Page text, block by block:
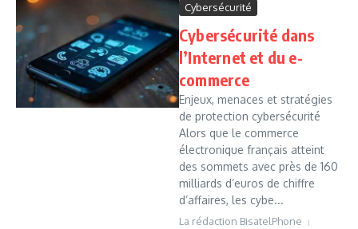
Cybersécurité
Cybersécurité dans
l’Internet et du e-
commerce
Enjeux, menaces et stratégies
de protection cybersécurité
Alors que le commerce
électronique français atteint
des sommets avec près de 160
milliards d’euros de chiffre
d’affaires, les cybe...
La rédaction BisatelPhone